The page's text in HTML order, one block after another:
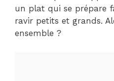
un plat qui se prépare
ravir petits et grands.
ensemble ?